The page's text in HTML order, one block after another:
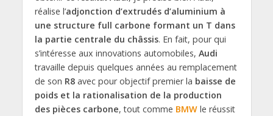
réalise l’adjonction d’extrudés d’aluminium à
une structure full carbone formant un T dans
la partie centrale du châssis. En fait, pour qui
s’intéresse aux innovations automobiles, Audi
travaille depuis quelques années au remplacement
de son R8avec pour objectif premier la baisse de
poids et la rationalisation de la production
des pièces carbone, tout comme BMWle réussit